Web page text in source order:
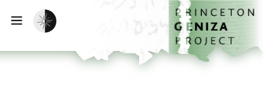
إلى المحتوى الرئيسي
الرئيسية
تفعيل الوضع المظلم